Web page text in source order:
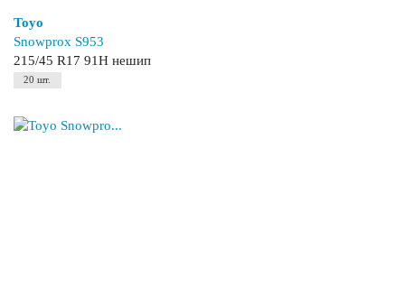
Toyo
Snowprox S953
215/45 R17 91H нешип
20 шт.